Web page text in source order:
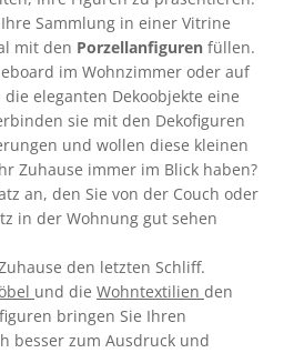
Sammlung in einer Vitrine
mit den Porzellanfiguren füllen.
im Wohnzimmer oder auf
eleganten Dekoobjekte eine
sie mit den Dekofiguren
und wollen diese kleinen
Zuhause immer im Blick haben?
an, den Sie von der Couch oder
in der Wohnung gut sehen
den letzten Schliff.
und die Wohntextilien den
bringen Sie Ihren
besser zum Ausdruck und